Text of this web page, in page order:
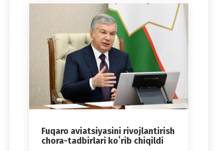
Fuqaro aviatsiyasini rivojlantirish
chora-tadbirlari koʻrib chiqildi